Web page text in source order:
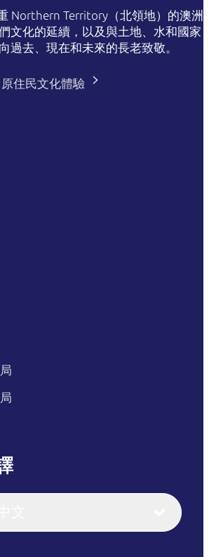
Northern Territory（北領地）的澳洲
文化的延續，以及與土地、水和國家
過去、現在和未來的長老致敬。
原住民文化體驗